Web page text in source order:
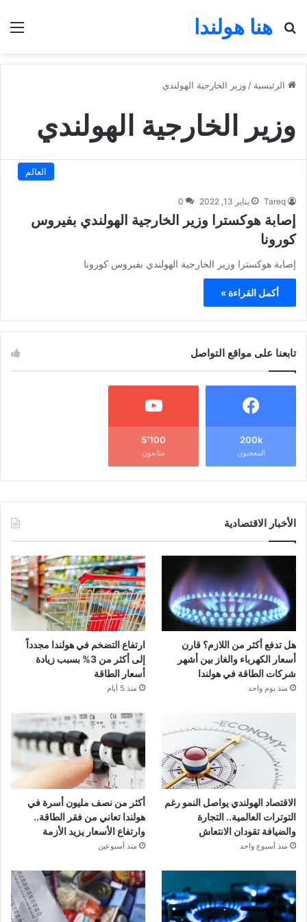
هنا هولندا
بحث عن
الرئيسية / وزير الخارجية الهولندي
وزير الخارجية الهولندي
العالم
Tareq يناير 13, 2022 0
إصابة هوكسترا وزير الخارجية الهولندي بفيروس
كورونا
إصابة هوكسترا وزير الخارجية الهولندي بفيروس كورونا
أكمل القراءة »
تابعنا على مواقع التواصل
200k
المعجبون
5٬100
متابعون
الأخبار الاقتصادية
هل تدفع أكثر من اللازم؟ قارن
أسعار الكهرباء والغاز بين أشهر
شركات الطاقة في هولندا
منذ يوم واحد
ارتفاع التضخم في هولندا مجدداً
إلى أكثر من 3% بسبب زيادة
أسعار الطاقة
منذ 5 أيام
الاقتصاد الهولندي يواصل النمو رغم
التوترات العالمية.. التجارة
والضيافة تقودان الانتعاش
منذ أسبوع واحد
أكثر من نصف مليون أسرة في
هولندا تعاني من فقر الطاقة..
وارتفاع الأسعار يزيد الأزمة
منذ أسبوعين